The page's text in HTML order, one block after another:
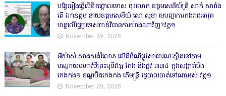
បង្វែររឿងធ្វើលិខិតថ្កោលទោស ចុះលោក ឧត្តមសេនីយ៍ត្រី សាក់ សារាំង
តើ ឯកឧត្តម នាយឧត្តមសេនីយ៍ សៅ សុខា មេបញ្ជាការកងរាជអាវុធ
ហត្ថលើផ្ទៃប្រទេសចាត់វិធានការយ៉ាងណាវិញ?វគ្គ១
November 29, 2025
អីយ៉ាស់ សាងសង់រំលោភ លើដីចំណីផ្លូវសាធារណៈស្ថិតនៅតាម
បណ្ដោយមហាវិថីព្រះមុនីវង្ស កែង និងផ្លូវ ៣៣៤ ក្នុងសង្កាត់បឹង
កេងកង១ ខណ្ឌបឹងកេងកង តើមន្ត្រី រដ្ឋបាលបាត់ទៅណាអស់ វគ្គ១
November 29, 2025